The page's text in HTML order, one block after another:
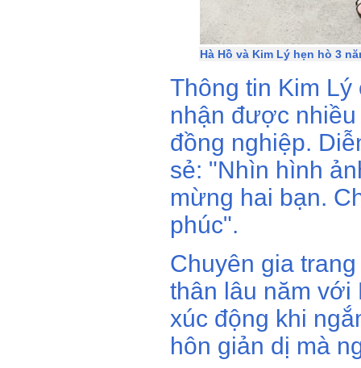
Hà Hồ và Kim Lý hẹn hò 3
Thông tin Kim
nhận được
đồng nghiệp.
sẻ: "Nhìn hình
mừng hai bạn.
phúc".
Chuyên gia
thân lâu năm với
xúc động khi
hôn giản dị mà